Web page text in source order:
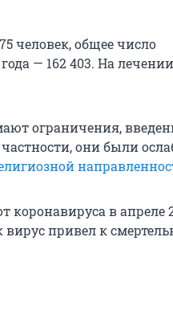
человек, общее число
— 162 403. На лечении
ограничения,
они были
коронавируса в апреле
вирус привел к